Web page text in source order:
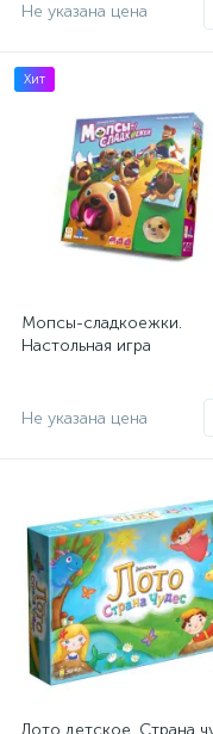
Не указана цена
Хит
Мопсы-сладкоежки.
Настольная игра
Не указана цена
Лото детское. Страна